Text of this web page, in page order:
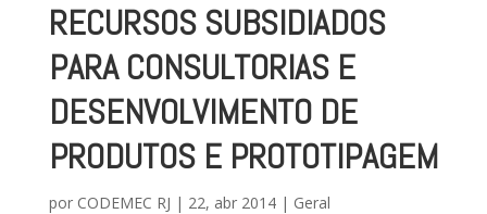
RECURSOS SUBSIDIADOS
PARA CONSULTORIAS E
DESENVOLVIMENTO DE
PRODUTOS E PROTOTIPAGEM
por CODEMEC RJ | 22, abr 2014| Geral